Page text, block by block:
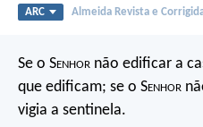
ARC Almeida Revista e
Se o Senhor não edificar a
que edificam; se o Senhor
vigia a sentinela.